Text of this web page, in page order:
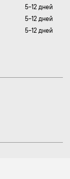
5-12 дней
5-12 дней
5-12 дней